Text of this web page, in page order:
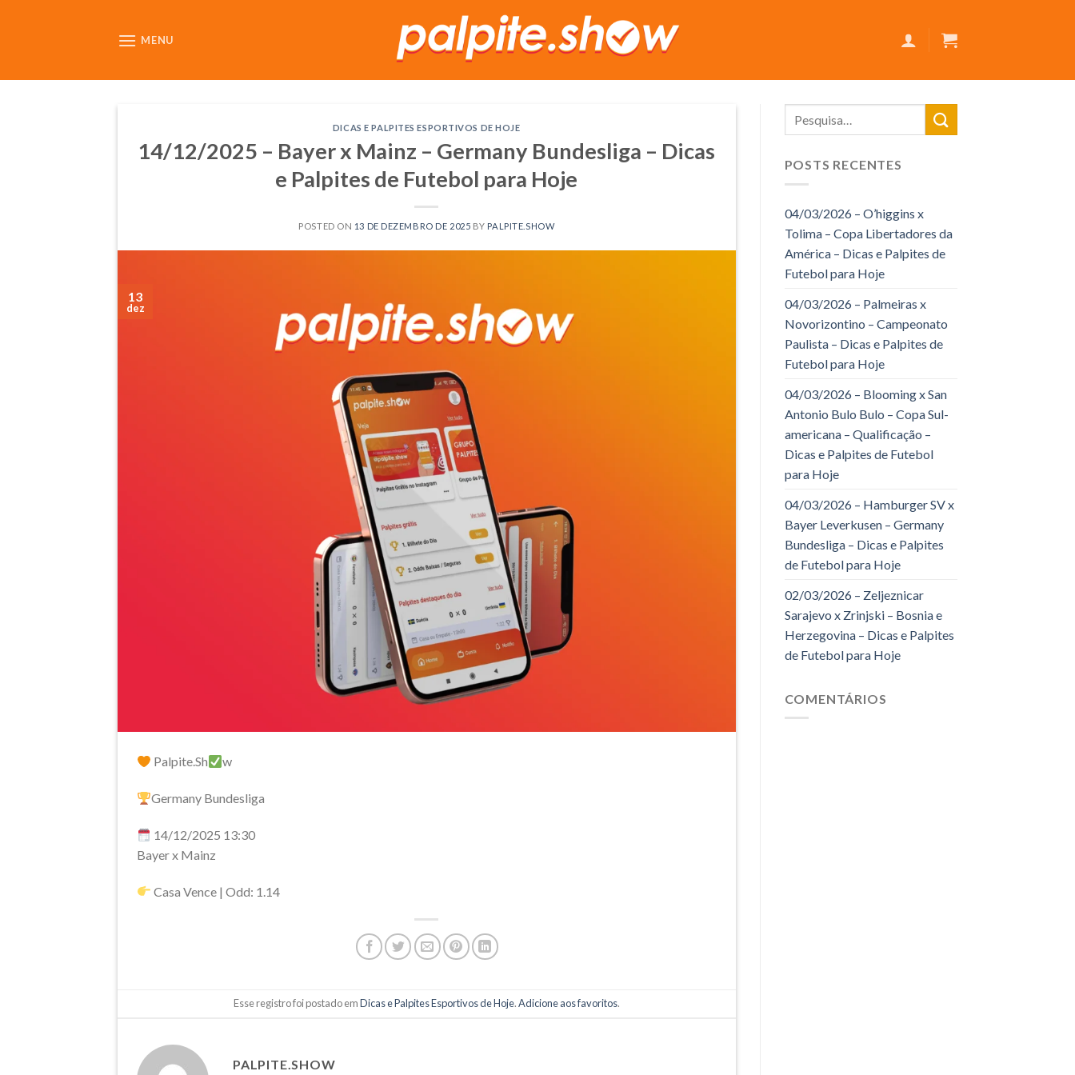
MENU
DICAS E PALPITES ESPORTIVOS DE HOJE
14/12/2025 – Bayer x Mainz – Germany Bundesliga – Dicas
e Palpites de Futebol para Hoje
POSTED ON 13 DE DEZEMBRO DE 2025 BY PALPITE.SHOW
13
dez
Palpite.Sh w
Germany Bundesliga
14/12/2025 13:30
Bayer x Mainz
Casa Vence | Odd: 1.14
Esse registro foi postado emDicas e Palpites Esportivos de Hoje.Adicione aos favoritos.
PALPITE.SHOW
POSTS RECENTES
04/03/2026 – O’higgins x
Tolima – Copa Libertadores da
América – Dicas e Palpites de
Futebol para Hoje
04/03/2026 – Palmeiras x
Novorizontino – Campeonato
Paulista – Dicas e Palpites de
Futebol para Hoje
04/03/2026 – Blooming x San
Antonio Bulo Bulo – Copa Sul-
americana – Qualificação –
Dicas e Palpites de Futebol
para Hoje
04/03/2026 – Hamburger SV x
Bayer Leverkusen – Germany
Bundesliga – Dicas e Palpites
de Futebol para Hoje
02/03/2026 – Zeljeznicar
Sarajevo x Zrinjski – Bosnia e
Herzegovina – Dicas e Palpites
de Futebol para Hoje
COMENTÁRIOS